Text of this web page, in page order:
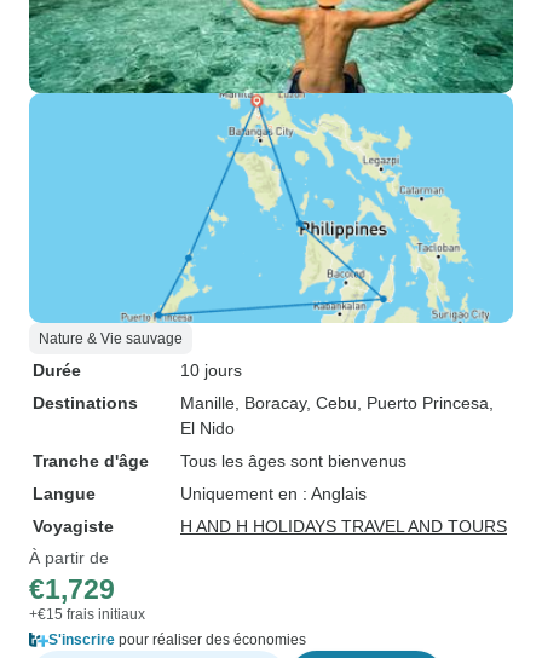
Nature & Vie sauvage
Durée
10 jours
Destinations
Manille , Boracay, Cebu , Puerto Princesa
El Nido
Tranche d'âge
Tous les âges sont bienvenus
Langue
Uniquement en : Anglais
Voyagiste
H AND H HOLIDAYS TRAVEL AND TOURS
À partir de
€1,729
+€15 frais initiaux
S'inscrire pour réaliser des économies